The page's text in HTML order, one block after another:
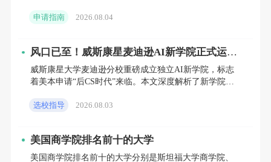
项目上，为学生提供更好的学习环境。
（金融、管理、市场营销等）。且亚特兰大是
南部最大的金融中心之一，很多头部公司在这
里有分公司，许多投行以及咨询公司也会慕名
就业机会~
申请指南 2026.08.04
风口已至！威斯康星麦迪逊AI新学院正式运
营，2027/2028届理工科申请者必须关注
威斯康星大学麦迪逊分校重磅成立独立AI新学院，标志
着美本申请“后CS时代”来临。本文深度解析了新学院的
逻辑。针
选校指导 2026.08.03
美国商学院排名前十的大学
美国商学院排名前十的大学分别是斯坦福大学商学院、